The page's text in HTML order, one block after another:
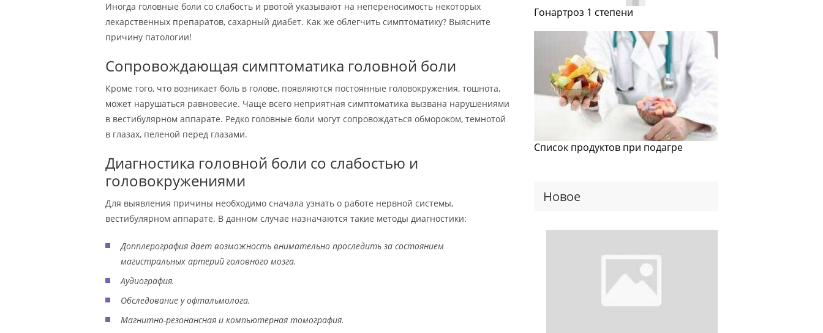
Иногда головные боли со слабость и рвотой указывают на непереносимость некоторых
лекарственных препаратов, сахарный диабет. Как же облегчить симптоматику? Выясните
причину патологии!
Сопровождающая симптоматика головной боли
Кроме того, что возникает боль в голове, появляются постоянные головокружения, тошнота,
может нарушаться равновесие. Чаще всего неприятная симптоматика вызвана нарушениями
в вестибулярном аппарате. Редко головные боли могут сопровождаться обмороком, темнотой
в глазах, пеленой перед глазами.
Диагностика головной боли со слабостью и
головокружениями
Для выявления причины необходимо сначала узнать о работе нервной системы,
вестибулярном аппарате. В данном случае назначаются такие методы диагностики:
Допплерография дает возможность внимательно проследить за состоянием
магистральных артерий головного мозга.
Аудиография.
Обследование у офтальмолога.
Магнитно-резонансная и компьютерная томография.
Гонартроз 1 степени
Список продуктов при подагре
Новое